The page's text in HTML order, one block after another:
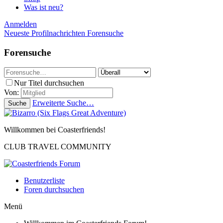
Was ist neu?
Anmelden
Neueste Profilnachrichten Forensuche
Forensuche
Nur Titel durchsuchen
Von:
Suche Erweiterte Suche…
Willkommen bei Coasterfriends!
CLUB TRAVEL COMMUNITY
Benutzerliste
Foren durchsuchen
Menü